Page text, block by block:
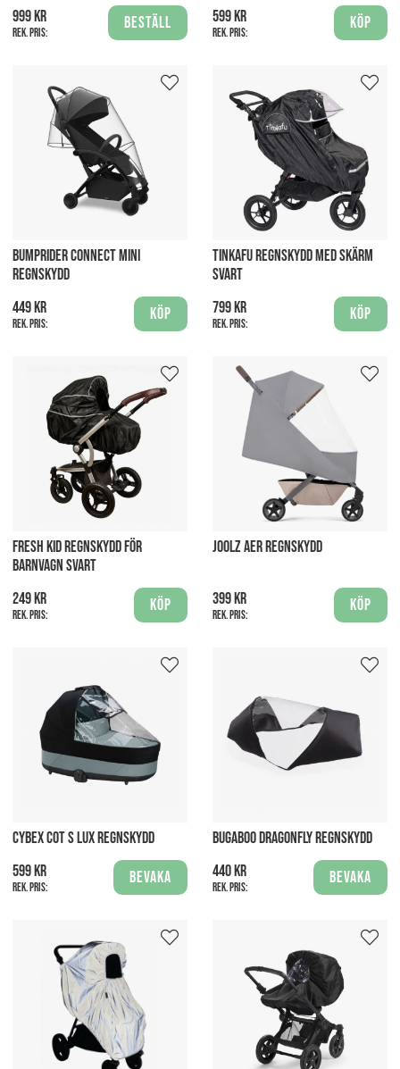
999 kr
Rek. pris:
Beställ 599 kr
Rek. pris:
Köp
BUMPRIDER CONNECT MINI
REGNSKYDD
449 kr
Rek. pris:
Köp
TINKAFU REGNSKYDD MED SKÄRM
SVART
799 kr
Rek. pris:
Köp
FRESH KID REGNSKYDD FÖR
BARNVAGN SVART
249 kr
Rek. pris:
Köp
JOOLZ AER REGNSKYDD
399 kr
Rek. pris:
Köp
CYBEX COT S LUX REGNSKYDD
599 kr
Rek. pris:
Bevaka
BUGABOO DRAGONFLY REGNSKYDD
440 kr
Rek. pris:
Bevaka